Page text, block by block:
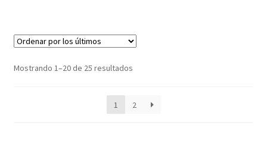
Mostrando 1–20 de 25 resultadosOrdenado
últimos
1 2